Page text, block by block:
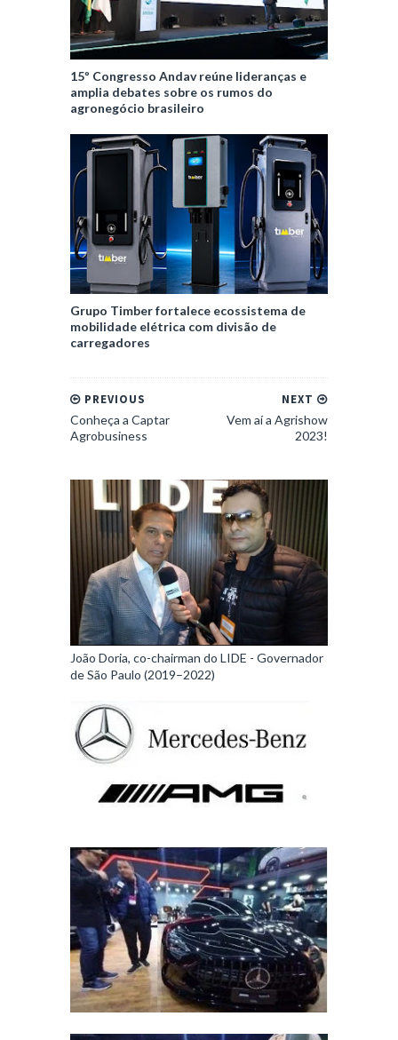
15º Congresso Andav reúne lideranças e
amplia debates sobre os rumos do
agronegócio brasileiro
Grupo Timber fortalece ecossistema de
mobilidade elétrica com divisão de
carregadores
NEXT
Vem aí a Agrishow
2023!
PREVIOUS
Conheça a Captar
Agrobusiness
João Doria, co-chairman do LIDE - Governador
de São Paulo (2019–2022)